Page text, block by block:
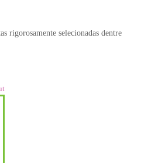
rigorosamente selecionadas dentre